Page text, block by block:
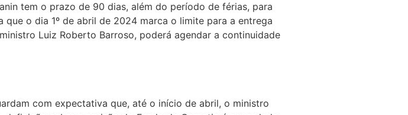
tem o prazo de 90 dias, além do período de férias, para
o dia 1º de abril de 2024 marca o limite para a entrega
Luiz Roberto Barroso, poderá agendar a continuidade
com expectativa que, até o início de abril, o ministro